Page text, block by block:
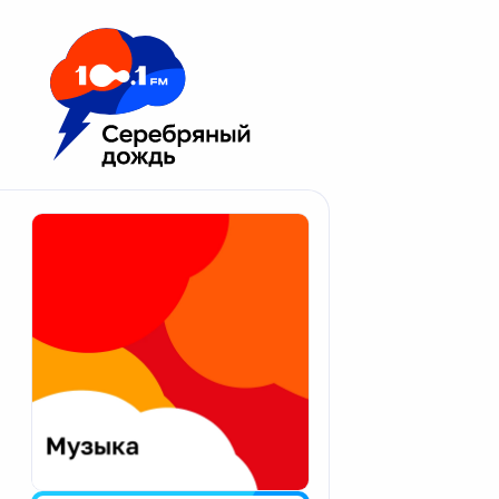
Москва 100.1 FM
Апатиты
Екатеринбург
Калининград
Калуга